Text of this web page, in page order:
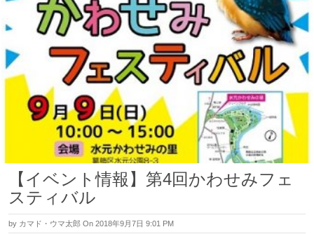
【イベント情報】第4回かわせみフェ
スティバル
by カマド・ウマ太郎 On 2018年9月7日 9:01 PM